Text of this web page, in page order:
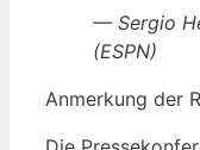
— Sergio
(ESPN)
Anmerkung der